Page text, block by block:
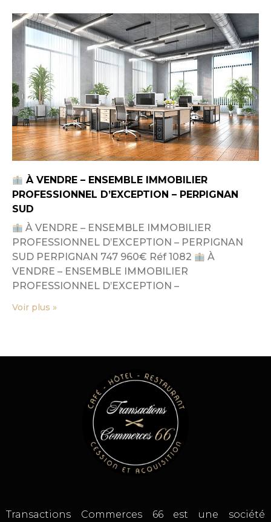
À VENDRE – ENSEMBLE IMMOBILIER
PROFESSIONNEL D’EXCEPTION – PERPIGNAN
SUD
À VENDRE – ENSEMBLE IMMOBILIER
PROFESSIONNEL D’EXCEPTION – PERPIGNAN
SUD PERPIGNAN 747 960€ Réf 1082
À
VENDRE – ENSEMBLE IMMOBILIER
PROFESSIONNEL D’EXCEPTION –
Voir plus »
Transactions Commerces 66 est une société